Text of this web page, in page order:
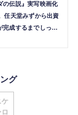
の伝説』実写映画化
任天堂みずから出資
完成するまでしっか
グ
ケ